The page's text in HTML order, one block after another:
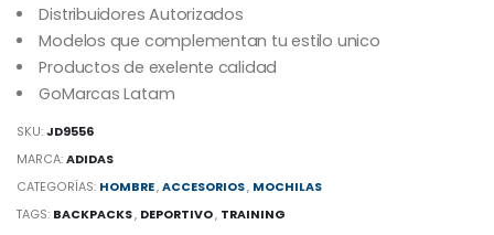
Distribuidores Autorizados
Modelos que complementan tu estilo unico
Productos de exelente calidad
GoMarcas Latam
SKU:JD9556
MARCA:ADIDAS
CATEGORÍAS: HOMBRE,ACCESORIOS, MOCHILAS
TAGS: BACKPACKS, DEPORTIVO, TRAINING